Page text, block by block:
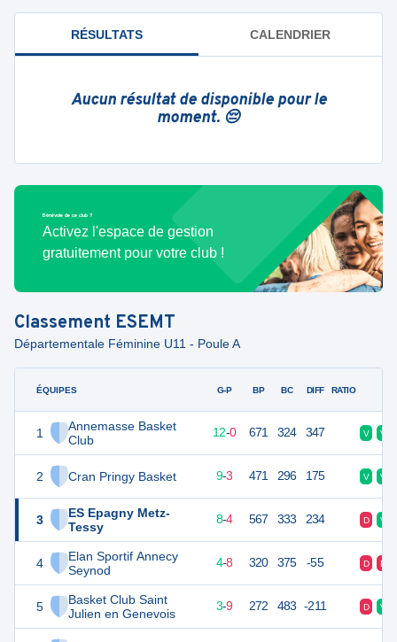
RÉSULTATS CALENDRIER
Aucun résultat de disponible pour le
moment. 😔
Bénévole de ce club ?
Activez l'espace de gestion
gratuitement pour votre club !
Classement ESEMT
Départementale Féminine U11 - Poule A
ÉQUIPES
1
Annemasse Basket
Club
2 Cran Pringy Basket
3
ES Epagny Metz-
Tessy
4
Elan Sportif Annecy
Seynod
5
Basket Club Saint
Julien en Genevois
G-P BP BC DIFF RATIO
24 12-0 671 324 347 V V
21 9-3 471 296 175 V V
20 8-4 567 333 234 D V
16 4-8 320 375 -55 D D
15 3-9 272 483 -211 D V